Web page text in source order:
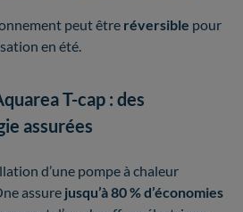
peut être réversible pour
en été.
T-cap : des
assurées
d’une pompe à chaleur
assure jusqu’à 80 % d’économies